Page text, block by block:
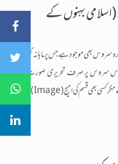
بہنوں کے
بھی موجود ہے جس پر ماہانہ کم
( اس سروس پر صرف تحریری صورت
(Text Msg) کے ذریعے استخارہ کروایا جا سکتا ہے مگر کسی بھی قسم کی امیج (Image) یا